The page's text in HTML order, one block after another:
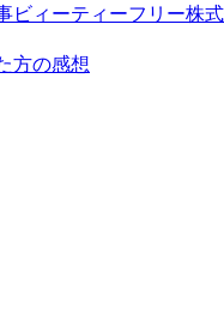
ィーティーフリー株
方の感想